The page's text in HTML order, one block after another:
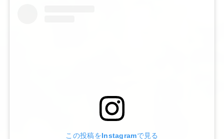
この投稿をInstagramで見る